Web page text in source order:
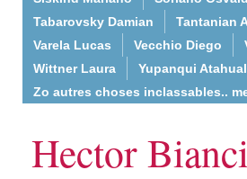
Tabarovsky Damian
Tantanian
Varela Lucas
Vecchio Diego
Wittner Laura
Yupanqui
Zo autres choses inclassables..
Hector